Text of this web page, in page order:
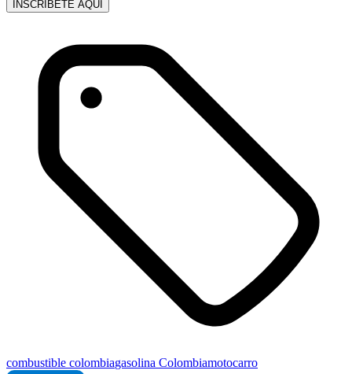
INSCRÍBETE AQUÍ
combustible colombiagasolina Colombiamotocarro